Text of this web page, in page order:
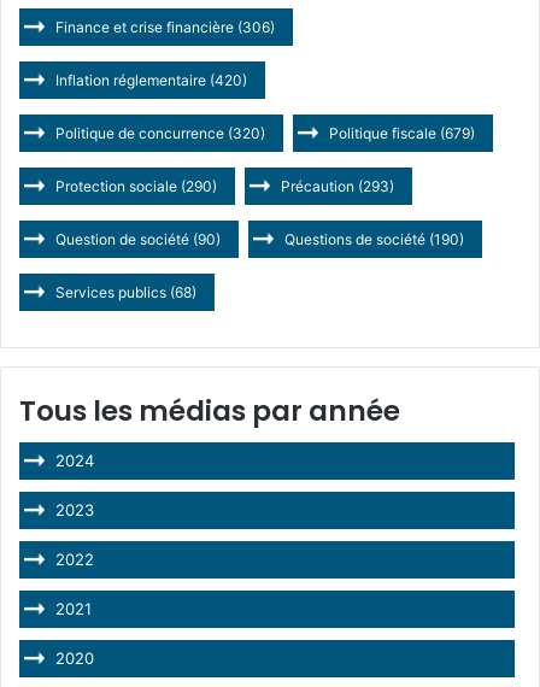
Finance et crise financière (306)
Inflation réglementaire (420)
Politique de concurrence (320) Politique fiscale (679)
Protection sociale (290) Précaution (293)
Question de société (90) Questions de société (190)
Services publics (68)
Tous les médias par année
2024
2023
2022
2021
2020